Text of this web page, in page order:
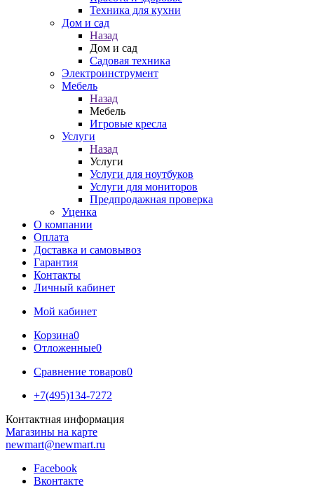
Техника для кухни
Дом и сад
Назад
Дом и сад
Садовая техника
Электроинструмент
Мебель
Назад
Мебель
Игровые кресла
Услуги
Назад
Услуги
Услуги для ноутбуков
Услуги для мониторов
Предпродажная проверка
Уценка
О компании
Оплата
Доставка и самовывоз
Гарантия
Контакты
Личный кабинет
Мой кабинет
Корзина0
Отложенные0
Сравнение товаров0
+7(495)134-7272
Контактная информация
Магазины на карте
newmart@newmart.ru
Facebook
Вконтакте